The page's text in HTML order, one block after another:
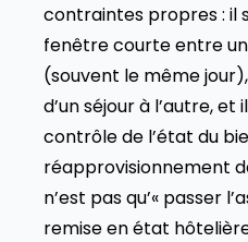
contraintes propres : il
fenêtre courte entre
(souvent le même
d’un séjour à l’autre,
contrôle de l’état du
réapprovisionnement
n’est pas qu’« passer
remise en état